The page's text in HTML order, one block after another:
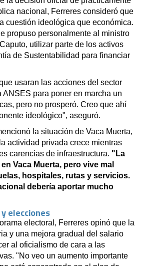
nacional, Ferreres consideró que
cuestión ideológica que económica.
propuso personalmente al ministro
utilizar parte de los activos
de Sustentabilidad para financiar
usaran las acciones del sector
ANSES para poner en marcha un
pero no prosperó. Creo que ahí
ideológico", aseguró.
la situación de Vaca Muerta,
actividad privada crece mientras
carencias de infraestructura. "La
Vaca Muerta, pero vive mal
hospitales, rutas y servicios.
debería aportar mucho
elecciones
electoral, Ferreres opinó que la
y una mejora gradual del salario
al oficialismo de cara a las
"No veo un aumento importante